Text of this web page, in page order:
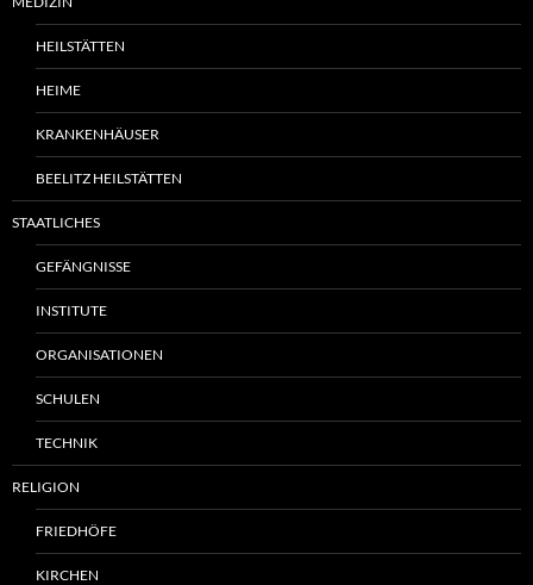
HEILSTÄTTEN
HEIME
KRANKENHÄUSER
BEELITZ HEILSTÄTTEN
STAATLICHES
GEFÄNGNISSE
INSTITUTE
ORGANISATIONEN
SCHULEN
TECHNIK
RELIGION
FRIEDHÖFE
KIRCHEN